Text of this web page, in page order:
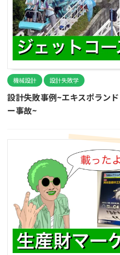
機械設計 設計失敗学
設計失敗事例~エキスポラン
ー事故~